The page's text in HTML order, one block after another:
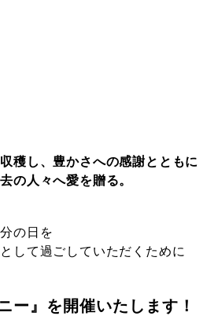
穫し、 豊かさへの感謝とともに
の人々へ愛を贈る。
の日を
して過ごしていただくために
ー』を開催いたします！